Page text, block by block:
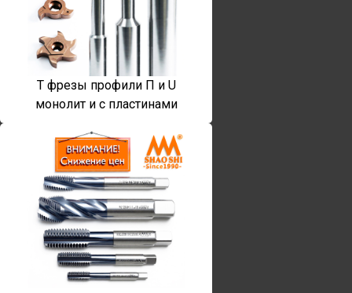
T фрезы профили П и U
монолит и с пластинами